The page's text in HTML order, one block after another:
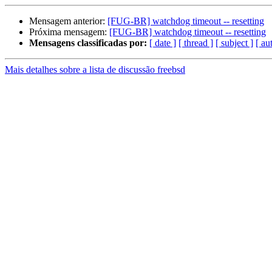
Mensagem anterior: [FUG-BR] watchdog timeout -- resetting
Próxima mensagem: [FUG-BR] watchdog timeout -- resetting
Mensagens classificadas por: [ date ] [ thread ] [ subject ] [
Mais detalhes sobre a lista de discussão freebsd